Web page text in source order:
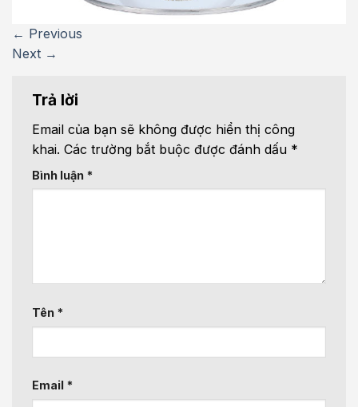
← Previous
Next →
Trả lời
Email của bạn sẽ không được hiển thị công
khai. Các trường bắt buộc được đánh dấu *
Bình luận *
Tên *
Email *